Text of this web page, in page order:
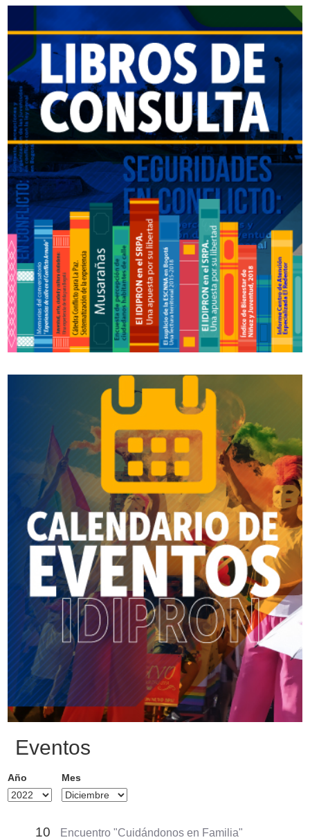
Eventos
Año Mes
10 Encuentro "Cuidándonos en Familia"